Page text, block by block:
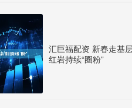
汇巨福配资 新春走基
红岩持续“圈粉”